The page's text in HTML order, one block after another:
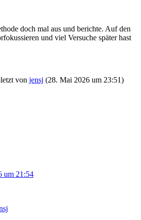
doch mal aus und berichte. Auf den
und viel Versuche später hast
von jensj (28. Mai 2026 um 23:51)
um 21:54